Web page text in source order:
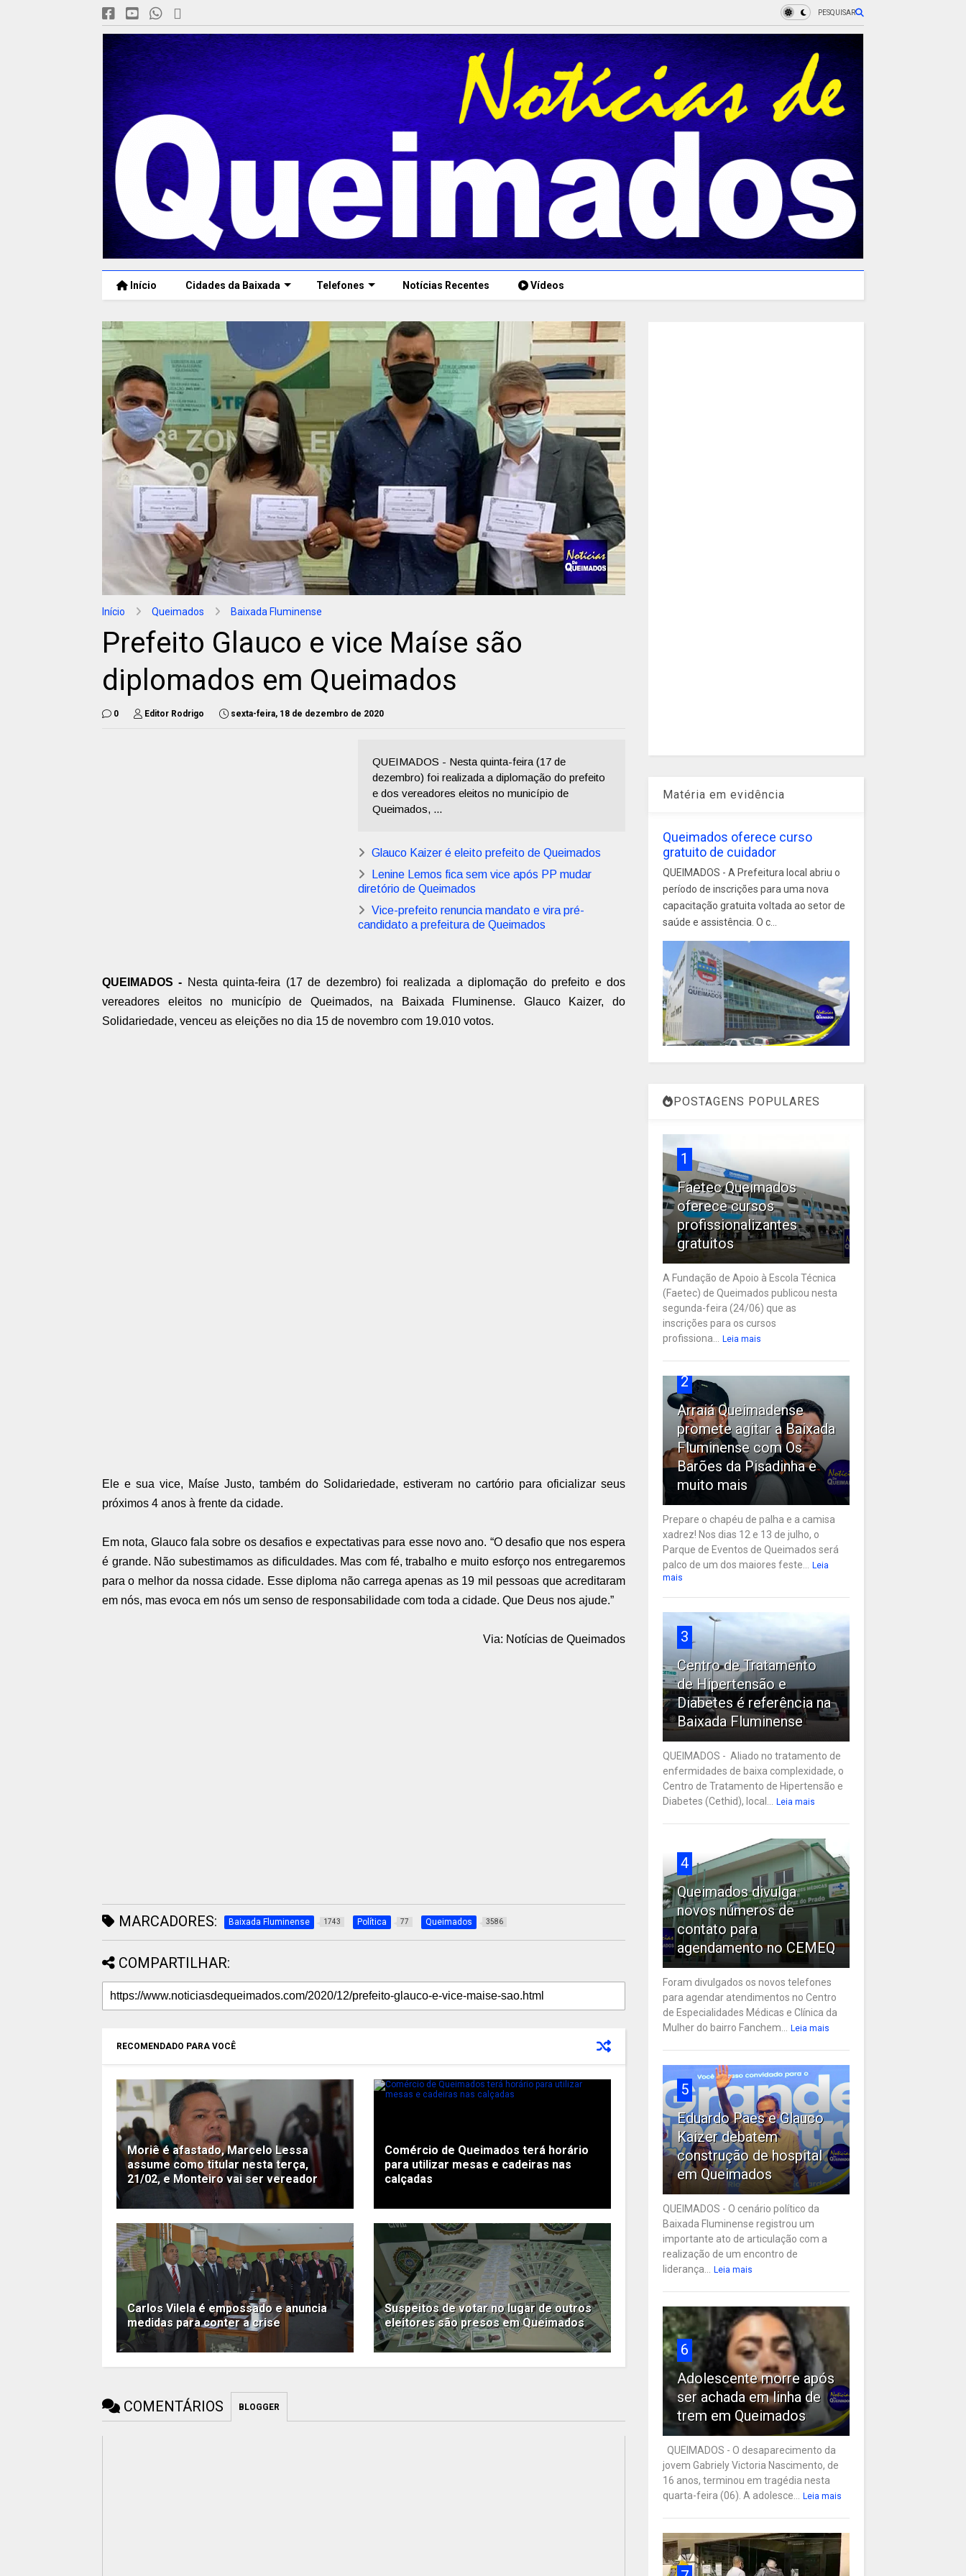
PESQUISAR
Início Cidades da Baixada Telefones Notícias Recentes Vídeos
Início Queimados Baixada Fluminense
Prefeito Glauco e vice Maíse são
diplomados em Queimados
0 Editor Rodrigo sexta-feira, 18 de dezembro de 2020
QUEIMADOS - Nesta quinta-feira (17 de
dezembro) foi realizada a diplomação do prefeito
e dos vereadores eleitos no município de
Queimados, ...
Glauco Kaizer é eleito prefeito de Queimados
Lenine Lemos fica sem vice após PP mudar
diretório de Queimados
Vice-prefeito renuncia mandato e vira pré-
candidato a prefeitura de Queimados
QUEIMADOS - Nesta quinta-feira (17 de dezembro) foi realizada a diplomação do prefeito e dos
vereadores eleitos no município de Queimados, na Baixada Fluminense. Glauco Kaizer, do
Solidariedade, venceu as eleições no dia 15 de novembro com 19.010 votos.
Ele e sua vice, Maíse Justo, também do Solidariedade, estiveram no cartório para oficializar seus
próximos 4 anos à frente da cidade.
Em nota, Glauco fala sobre os desafios e expectativas para esse novo ano. “O desafio que nos espera
é grande. Não subestimamos as dificuldades. Mas com fé, trabalho e muito esforço nos entregaremos
para o melhor da nossa cidade. Esse diploma não carrega apenas as 19 mil pessoas que acreditaram
em nós, mas evoca em nós um senso de responsabilidade com toda a cidade. Que Deus nos ajude.”
Via: Notícias de Queimados
MARCADORES: Baixada Fluminense 1743 Política 77 Queimados 3586
COMPARTILHAR:
RECOMENDADO PARA VOCÊ
Moriê é afastado, Marcelo Lessa
assume como titular nesta terça,
21/02, e Monteiro vai ser vereador
Comércio de Queimados terá horário
para utilizar mesas e cadeiras nas
calçadas
Carlos Vilela é empossado e anuncia
medidas para conter a crise
Suspeitos de votar no lugar de outros
eleitores são presos em Queimados
COMENTÁRIOS BLOGGER
Matéria em evidência
Queimados oferece curso
gratuito de cuidador
QUEIMADOS - A Prefeitura local abriu o
período de inscrições para uma nova
capacitação gratuita voltada ao setor de
saúde e assistência. O c...
POSTAGENS POPULARES
1
Faetec Queimados
oferece cursos
profissionalizantes
gratuitos
A Fundação de Apoio à Escola Técnica
(Faetec) de Queimados publicou nesta
segunda-feira (24/06) que as
inscrições para os cursos
profissiona...
Leia mais
2
Arraiá Queimadense
promete agitar a Baixada
Fluminense com Os
Barões da Pisadinha e
muito mais
Prepare o chapéu de palha e a camisa
xadrez! Nos dias 12 e 13 de julho, o
Parque de Eventos de Queimados será
palco de um dos maiores feste...
Leia
mais
3
Centro de Tratamento
de Hipertensão e
Diabetes é referência na
Baixada Fluminense
QUEIMADOS - Aliado no tratamento de
enfermidades de baixa complexidade, o
Centro de Tratamento de Hipertensão e
Diabetes (Cethid), local...
Leia mais
4
Queimados divulga
novos números de
contato para
agendamento no CEMEQ
Foram divulgados os novos telefones
para agendar atendimentos no Centro
de Especialidades Médicas e Clínica da
Mulher do bairro Fanchem...
Leia mais
5
Eduardo Paes e Glauco
Kaizer debatem
construção de hospital
em Queimados
QUEIMADOS - O cenário político da
Baixada Fluminense registrou um
importante ato de articulação com a
realização de um encontro de
liderança...
Leia mais
6
Adolescente morre após
ser achada em linha de
trem em Queimados
QUEIMADOS - O desaparecimento da
jovem Gabriely Victoria Nascimento, de
16 anos, terminou em tragédia nesta
quarta-feira (06). A adolesce...
Leia mais